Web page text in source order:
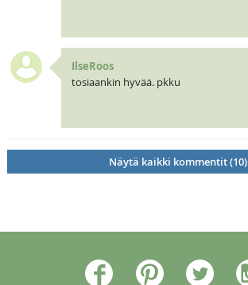
IlseRoos
tosiaankin hyvää. pkku
Näytä kaikki kommentit (10)